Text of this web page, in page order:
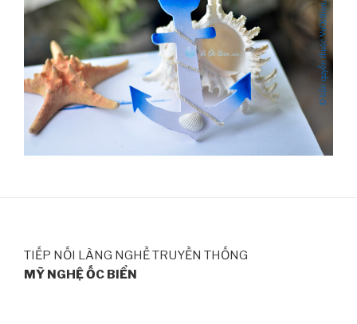
TIẾP NỐI LÀNG NGHỀ TRUYỀN THỐNG
MỸ NGHỆ ỐC BIỂN